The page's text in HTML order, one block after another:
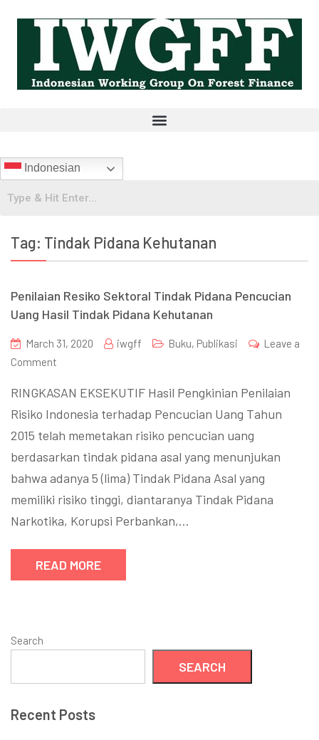
Indonesian
Tag: Tindak Pidana Kehutanan
Penilaian Resiko Sektoral Tindak Pidana Pencucian
Uang Hasil Tindak Pidana Kehutanan
March 31, 2020 iwgff Buku, Publikasi
Leave a
Comment
RINGKASAN EKSEKUTIF Hasil Pengkinian Penilaian
Risiko Indonesia terhadap Pencucian Uang Tahun
2015 telah memetakan risiko pencucian uang
berdasarkan tindak pidana asal yang menunjukan
bahwa adanya 5 (lima) Tindak Pidana Asal yang
memiliki risiko tinggi, diantaranya Tindak Pidana
Narkotika, Korupsi Perbankan,…
READ MORE
Search
SEARCH
Recent Posts